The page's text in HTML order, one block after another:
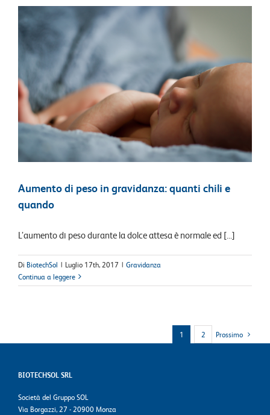
Aumento di peso in gravidanza: quanti chili e
quando
L’aumento di peso durante la dolce attesa è normale ed [...]
Di BiotechSol | Luglio 17th, 2017 | Gravidanza
Continua a leggere
1 2 Prossimo
BIOTECHSOL SRL
Società del Gruppo SOL
Via Borgazzi, 27 - 20900 Monza